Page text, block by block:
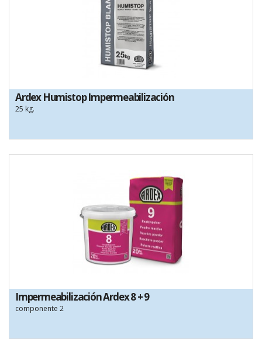
Ardex Humistop Impermeabilización
25 kg.
Impermeabilización Ardex 8 + 9
componente 2